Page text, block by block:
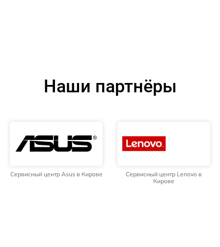
Наши партнёры
Сервисный центр Asus в Кирове
Сервисный центр Lenovo в
Кирове